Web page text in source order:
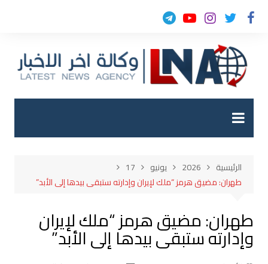
التجاوز
الرئيسية 2026 يونيو
17
طهران: مضيق هرمز “ملك لإيران وإدارته ستبقى بيدها إلى الأبد”
طهران: مضيق هرمز “ملك لإيران
وإدارته ستبقى بيدها إلى الأبد”